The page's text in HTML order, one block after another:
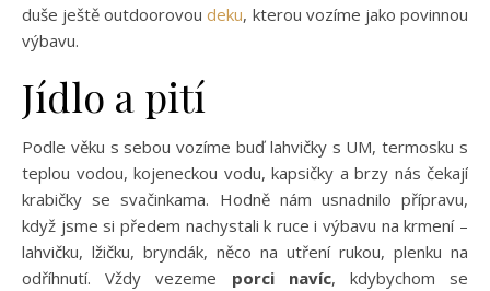
duše ještě outdoorovoudeku, kterou vozíme jako povinnou
výbavu.
Jídlo a pití
Podle věku s sebou vozíme buď lahvičky s UM, termosku s
teplou vodou, kojeneckou vodu, kapsičky a brzy nás čekají
krabičky se svačinkama. Hodně nám usnadnilo přípravu,
když jsme si předem nachystali k ruce i výbavu na krmení –
lahvičku, lžičku, bryndák, něco na utření rukou, plenku na
odříhnutí. Vždy vezeme porci navíc, kdybychom se